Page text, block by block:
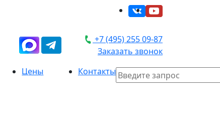
+7 (495) 255 09-87
Заказать звонок
Цены Контакты